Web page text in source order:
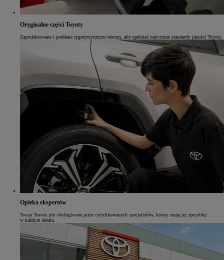
Oryginalne części Toyoty
Zaprojektowane i poddane rygorystycznym testom, aby spełniać najwyższe standardy jakości Toyoty.
Opieka ekspertów
Twoja Toyota jest obsługiwana przez certyfikowanych specjalistów, którzy znają jej specyfikę
w każdym detalu.